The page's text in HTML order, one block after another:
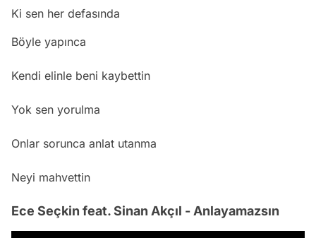
Ki sen her defasında
Böyle yapınca
Kendi elinle beni kaybettin
Yok sen yorulma
Onlar sorunca anlat utanma
Neyi mahvettin
Ece Seçkin feat. Sinan Akçıl - Anlayamazsın